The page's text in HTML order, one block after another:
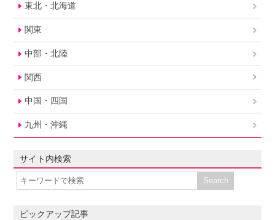
東北・北海道
関東
中部・北陸
関西
中国・四国
九州・沖縄
サイト内検索
ピックアップ記事